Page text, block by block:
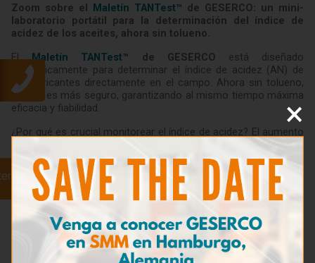
Zoom sobre el Maletín TANTest™ de GESERCO: un mini-
laboratorio portátil para la determinación del índice de
acidez de los aceites, ahora sin tolueno.
ElMaletín TANTest™ de GESERCO está diseñado
específicamente para determinar el índice de acidez (AN) de
los lubricantes directamente en el campo. Ahora sin tolueno,
su uso es más seguro, garantizando al mismo tiempo máxima
eficacia y fiabilidad.
¿Por qué es crucial monitorear el índice de acidez? El aumento
del índice de acidez es un indicador clave de la oxidación y
degradación del lubricante, lo que provoca:
La formación de gomas y barnices en las piezas
metálicas.
El aumento de la viscosidad y la pérdida de
capacidad de bombeo.
La corrosión de las piezas metálicas,
especialmente en presencia de agua.
×